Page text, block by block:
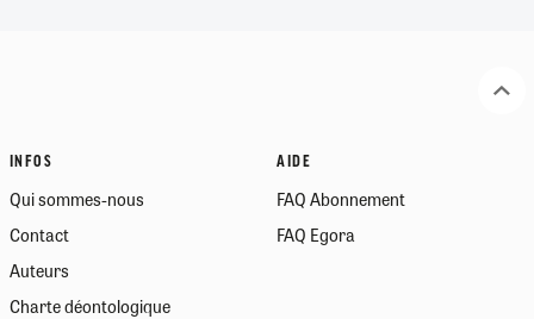
INFOS
Qui sommes-nous
Contact
Auteurs
Charte déontologique
AIDE
FAQ Abonnement
FAQ Egora